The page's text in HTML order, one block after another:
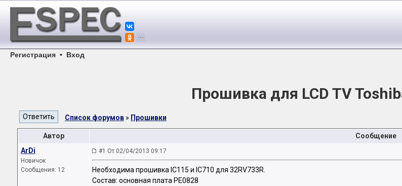
Регистрация • Вход
Прошивка для LCD TV
Список форумов » Прошивки
Автор
Сообщение
ArDi
Новичок
Сообщения: 12
#1 От 02/04/2013 09:17
Необходима прошивка IC115 и IC710 для 32RV733R.
Состав: основная плата PE0828